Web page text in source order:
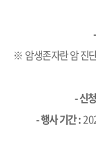
※ 암생존자란 암 진
- 신
- 행사 기간 :